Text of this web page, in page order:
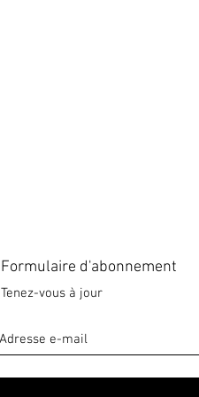
Formulaire d'abonnement
Tenez-vous à jour